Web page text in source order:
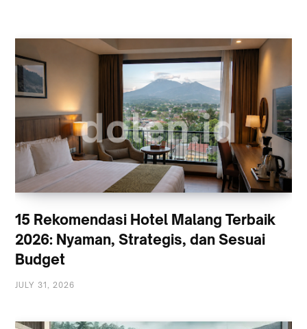
15 Rekomendasi Hotel Malang Terbaik
2026: Nyaman, Strategis, dan Sesuai
Budget
JULY 31, 2026